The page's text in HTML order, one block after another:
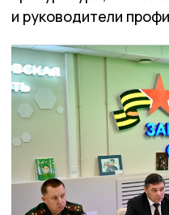
и руководители